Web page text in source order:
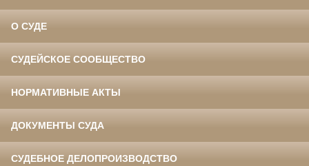
О СУДЕ
СУДЕЙСКОЕ СООБЩЕСТВО
НОРМАТИВНЫЕ АКТЫ
ДОКУМЕНТЫ СУДА
СУДЕБНОЕ ДЕЛОПРОИЗВОДСТВО